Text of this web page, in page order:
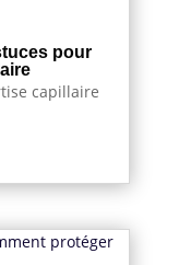
pour
capillaire